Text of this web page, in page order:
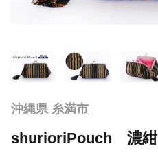
沖縄県 糸満市
shurioriPouch 濃紺